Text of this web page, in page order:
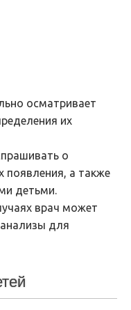
осматривает
их
о
появления, а также
детьми.
врач может
для